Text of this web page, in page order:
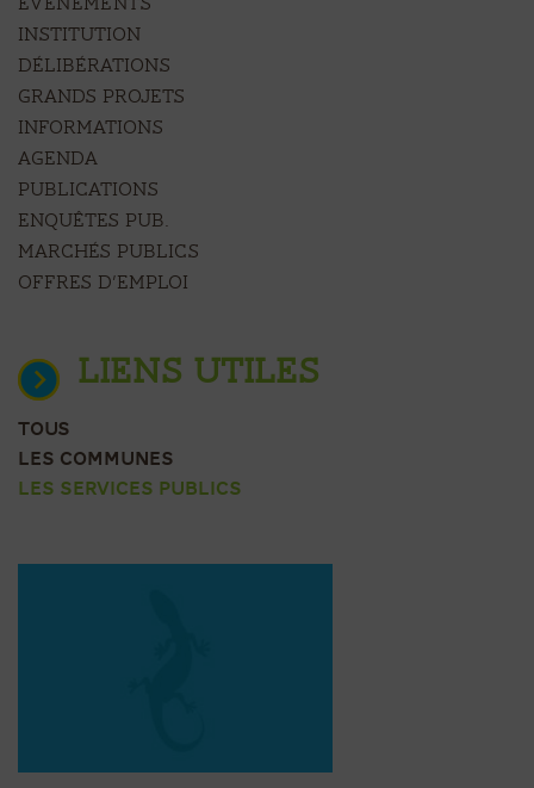
Institution
Délibérations
Grands projets
Informations
Agenda
Publications
Enquêtes pub.
Marchés publics
Offres d’emploi
LIENS UTILES
TOUS
LES COMMUNES
LES SERVICES PUBLICS